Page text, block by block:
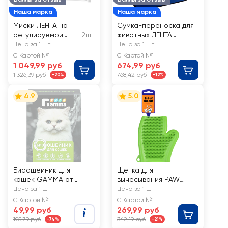
Наша марка
Миски ЛЕНТА на
регулируемой
подставке 700мл
Арт. ЛЕ1082
2шт
Цена за 1 шт
С Картой №1
1 049,99 руб
1 326,39 руб -20%
Наша марка
Сумка-переноска для
животных ЛЕНТА
40х24х24см
раскладная
Цена за 1 шт
С Картой №1
674,99 руб
768,42 руб -12%
4.9
Биоошейник для
кошек GAMMA от
внешних паразитов,
350x9x3мм
Цена за 1 шт
С Картой №1
49,99 руб
195,79 руб -74%
5.0
Щетка для
вычесывания PAW
WOW Рукавица
Цена за 1 шт
С Картой №1
269,99 руб
342,19 руб -21%